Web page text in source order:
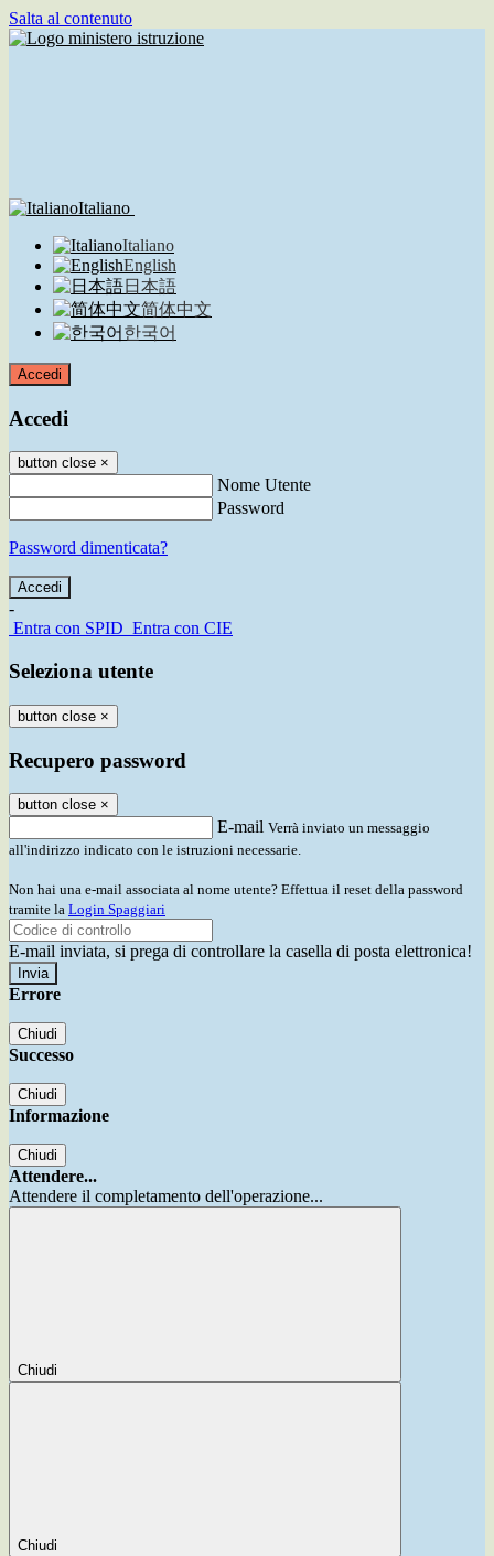
Salta al contenuto
Italiano
Italiano
English
日本語
简体中文
한국어
Accedi
Accedi
button close ×
Nome Utente
Password
Password dimenticata?
-
Entra con SPID Entra con CIE
Seleziona utente
button close ×
Recupero password
button close ×
E-mail Verrà inviato un messaggio
all'indirizzo indicato con le istruzioni necessarie.
Non hai una e-mail associata al nome utente? Effettua il reset della password
tramite la Login Spaggiari
E-mail inviata, si prega di controllare la casella di posta elettronica!
Errore
Chiudi
Successo
Chiudi
Informazione
Chiudi
Attendere...
Attendere il completamento dell'operazione...
Chiudi
Chiudi